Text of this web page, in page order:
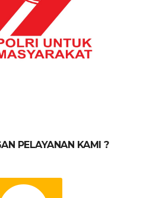
PELAYANAN KAMI ?